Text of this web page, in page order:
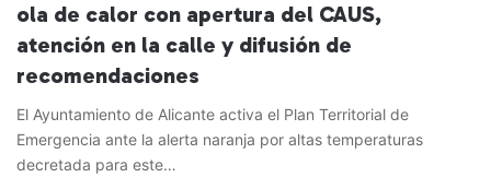
ola de calor con apertura del CAUS,
atención en la calle y difusión de
recomendaciones
El Ayuntamiento de Alicante activa el Plan Territorial de
Emergencia ante la alerta naranja por altas temperaturas
decretada para este…